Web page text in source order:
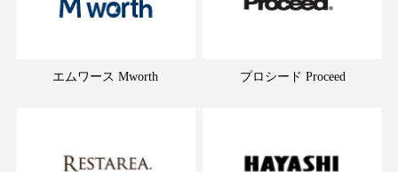
エムワース Mworth プロシード Proceed